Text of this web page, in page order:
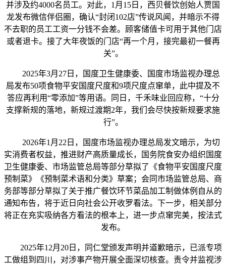
并涉及约4000名员工。对此，1月15日，西贝餐饮创始人贾国
龙发布微信伴侣圈，确认“封闭102店”传说风闻，并暗示不得
不去职的员工工资一分钱不会差。顾客储值卡可用于其他门店
或者退卡。接了大年夜饭的门店“再一个月，接完最初一餐再
关”。
2025年3月27日，国度卫生健康委、国度市场监视办理总
局发布50项食物平安国度尺度和9项尺度点窜单，此中提及不
答应再利用“零添加”等用语。同日，千禾味业回应称，“十分
支撑新规的落地，新规过渡期2年，我们会尽快按新规要求施
行”。
2026年1月22日，国度市场监视办理总局发文暗示，为切
实消费者权益，推进财产高质量成长，国务院食安办组织国度
卫生健康委、市场监管总局等部分草拟了《食物平安国度尺度
预制菜》《预制菜术语和分类》草案；会同市场监管总局、商
务部等部分草拟了关于推广餐饮环节菜品加工制做体例自从的
通知布告，将于近日向社会公开收罗看法。下一步，相关部分
将正在充实吸纳各方看法的根本上，进一步点窜完美，按法式
发布。
2025年12月20日，同仁堂颁发声明并道歉暗示，已派专项
工做组到四川，对涉事产物开展全面深切核查。责令并监视涉